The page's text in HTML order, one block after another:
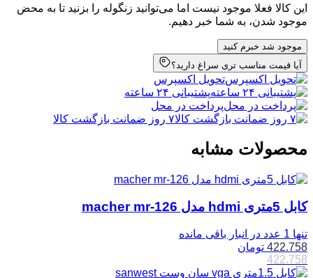
مقایسه محصول
این کالا فعلا موجود نیست اما می‌توانید زنگوله را بزنید تا به محض
موجود شدن، به شما خبر دهیم.
موجود شد خبرم کنید
آیا قیمت مناسب تری سراغ دارید؟
تحویل اکسپرس
پشتیبانی ۲۴ ساعته
پرداخت در محل
۷ روز ضمانت بازگشت کالا
محصولات مشابه
کابل 5متری hdmi مدل macher mr-126
تنها 1 عدد در انبار باقی مانده
422.758 تومان
422.758